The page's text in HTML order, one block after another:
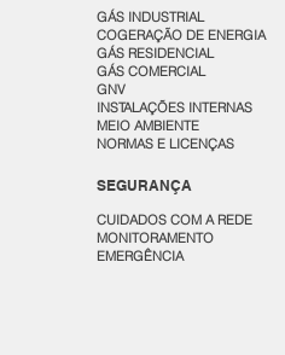
GÁS INDUSTRIAL
COGERAÇÃO DE ENERGIA
GÁS RESIDENCIAL
GÁS COMERCIAL
GNV
INSTALAÇÕES INTERNAS
MEIO AMBIENTE
NORMAS E LICENÇAS
SEGURANÇA
CUIDADOS COM A REDE
MONITORAMENTO
EMERGÊNCIA